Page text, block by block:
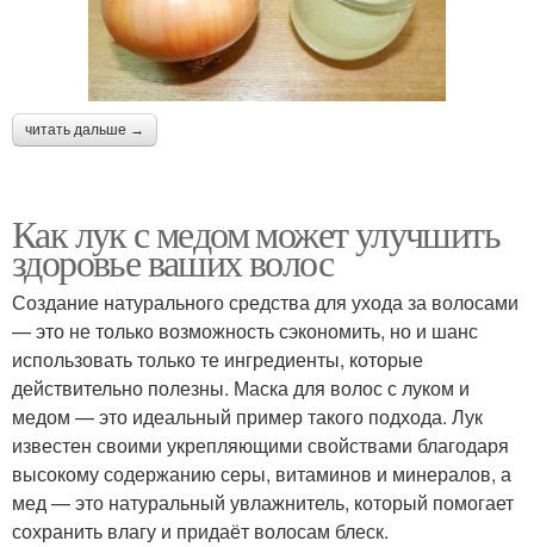
читать дальше →
Как лук с медом может улучшить
здоровье ваших волос
Создание натурального средства для ухода за волосами
— это не только возможность сэкономить, но и шанс
использовать только те ингредиенты, которые
действительно полезны. Маска для волос с луком и
медом — это идеальный пример такого подхода. Лук
известен своими укрепляющими свойствами благодаря
высокому содержанию серы, витаминов и минералов, а
мед — это натуральный увлажнитель, который помогает
сохранить влагу и придаёт волосам блеск.